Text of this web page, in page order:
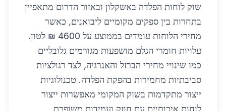
שוק לוחות הפלדה באשקלון ובאזור הדרום מתאפיין
בתחרות בין ספקים מקומיים ליבואנים, כאשר
מחירי הלוחות עומדים בממוצע על 4600 ₪ לטון.
עלויות חומרי הגלם מושפעות מגורמים גלובליים
כמו שינויי מחירי הברזל והאנרגיה, לצד רגולציות
סביבתיות מחמירות בהפקת הפלדה. טכנולוגיות
ייצור מתקדמות בשוק המקומי מאפשרות ייצור
לוחות איכותיים עם חוזק ועמידות משופרת,